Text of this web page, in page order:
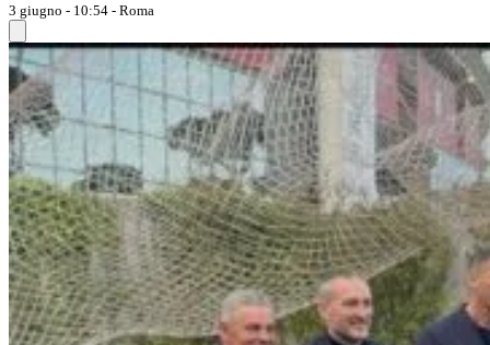
3 giugno - 10:54 - Roma